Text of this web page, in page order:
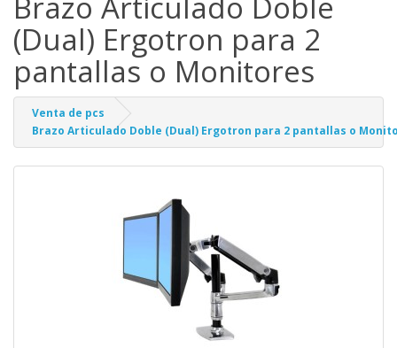
(Dual) Ergotron para 2
pantallas o Monitores
Venta de pcs
Brazo Articulado Doble (Dual) Ergotron para 2 pantallas o